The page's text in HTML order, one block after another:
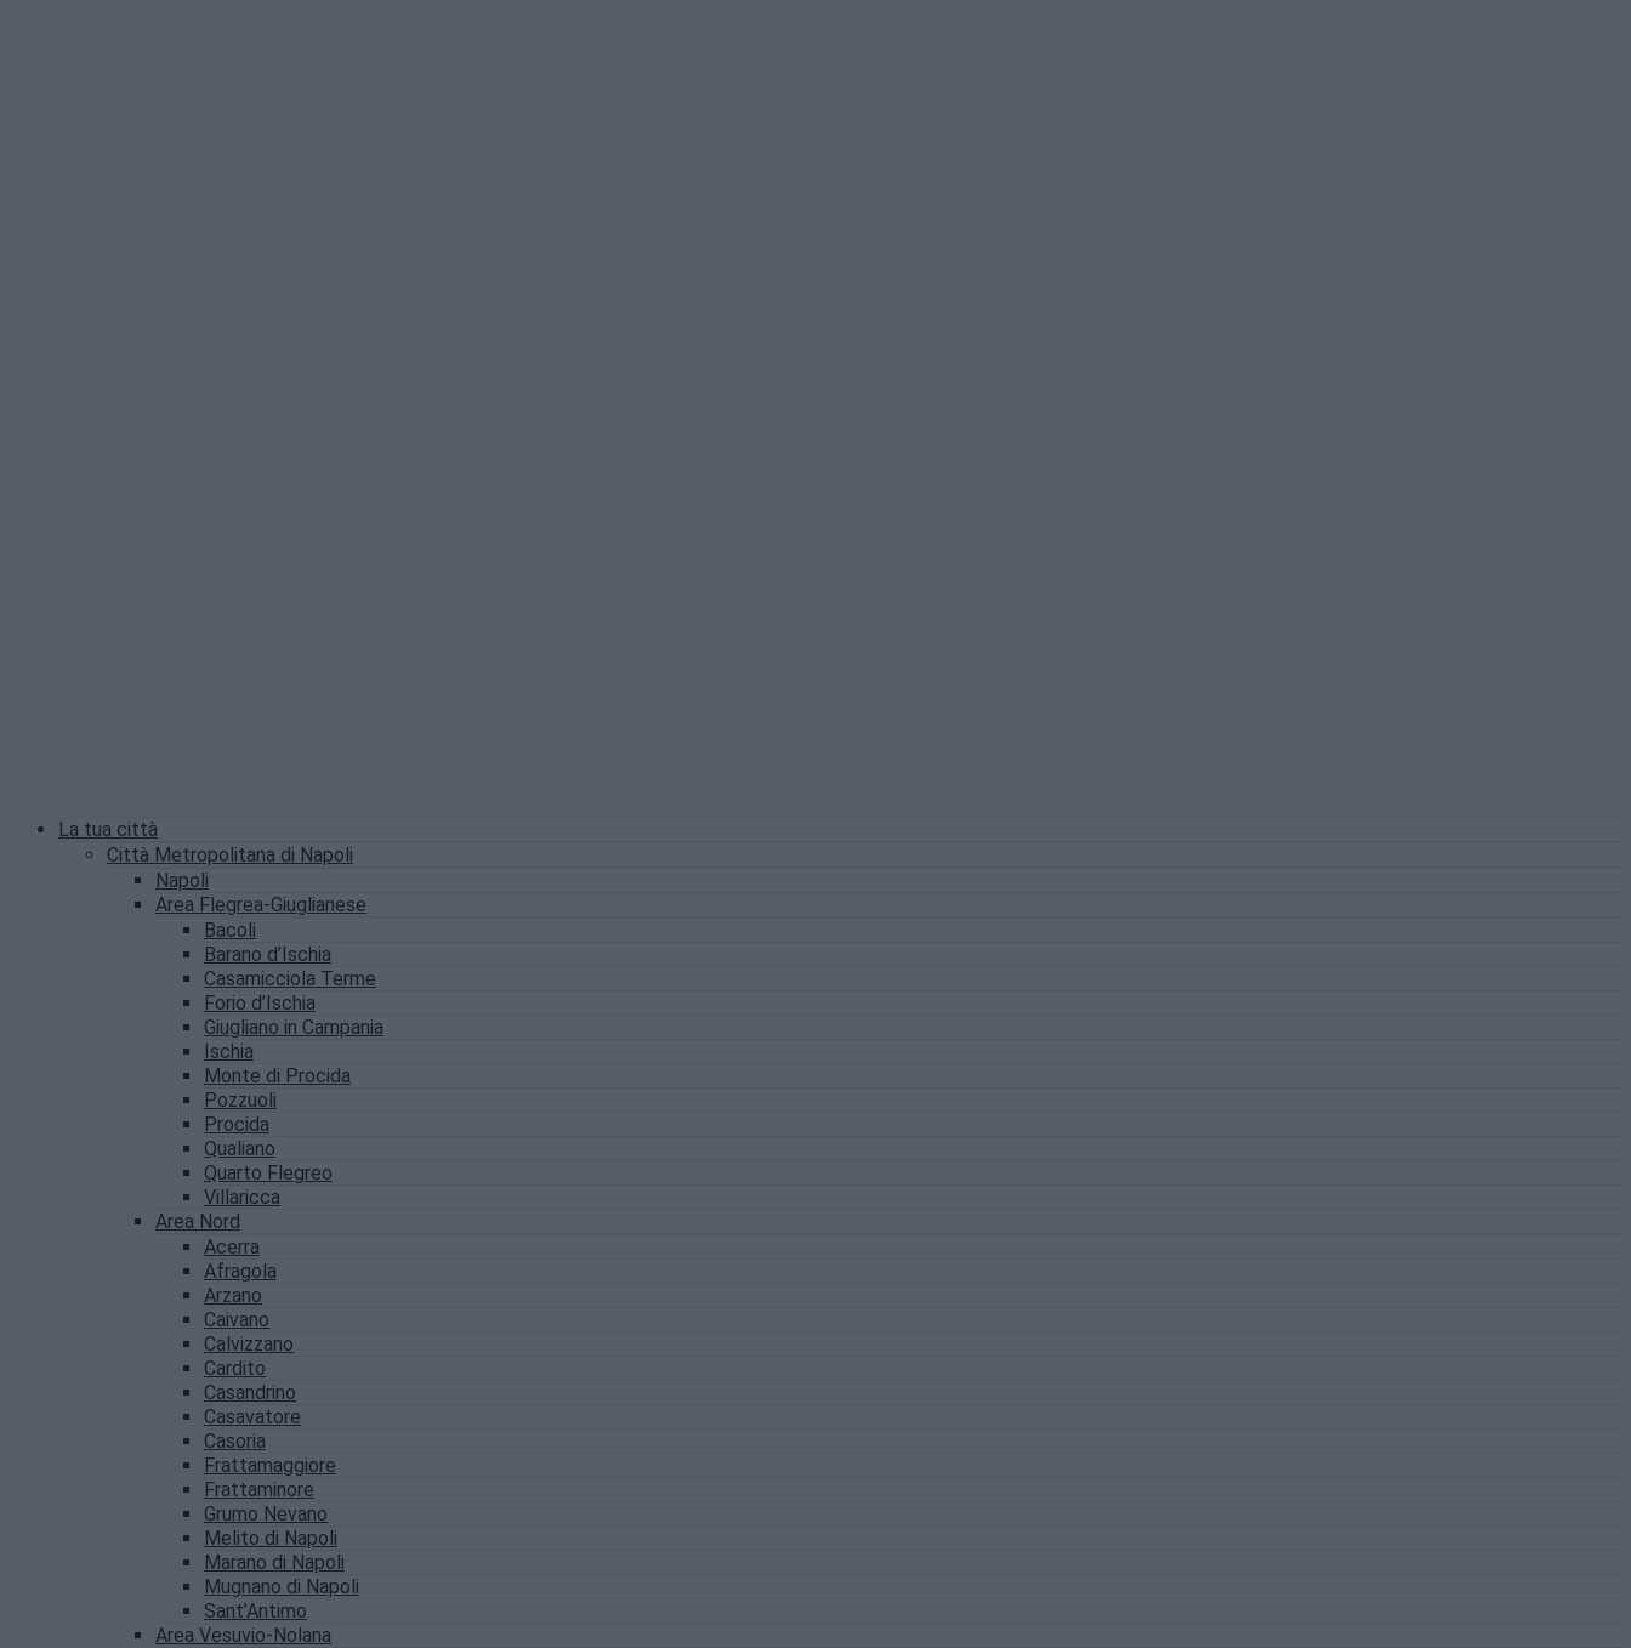
La tua città
Città Metropolitana di Napoli
Napoli
Area Flegrea-Giuglianese
Bacoli
Barano d’Ischia
Casamicciola Terme
Forio d’Ischia
Giugliano in Campania
Ischia
Monte di Procida
Pozzuoli
Procida
Qualiano
Quarto Flegreo
Villaricca
Area Nord
Acerra
Afragola
Arzano
Caivano
Calvizzano
Cardito
Casandrino
Casavatore
Casoria
Frattamaggiore
Frattaminore
Grumo Nevano
Melito di Napoli
Marano di Napoli
Mugnano di Napoli
Sant’Antimo
Area Vesuvio-Nolana